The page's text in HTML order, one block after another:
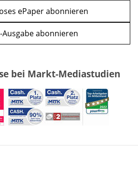
ePaper abonnieren
Ausgabe abonnieren
bei Markt-Mediastudien